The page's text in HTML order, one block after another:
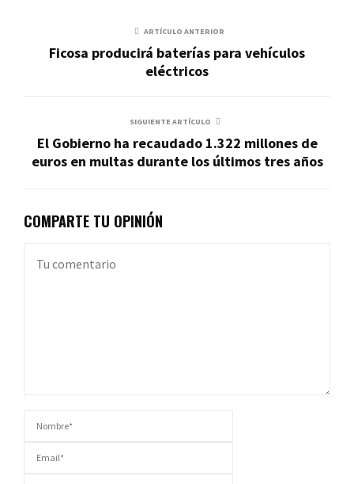
ARTÍCULO ANTERIOR
Ficosa producirá baterías para vehículos
eléctricos
SIGUIENTE ARTÍCULO
El Gobierno ha recaudado 1.322 millones de
euros en multas durante los últimos tres años
COMPARTE TU OPINIÓN